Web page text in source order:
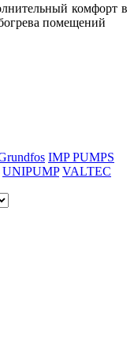
комфорт в
помещений
IMP PUMPS
UNIPUMP VALTEC